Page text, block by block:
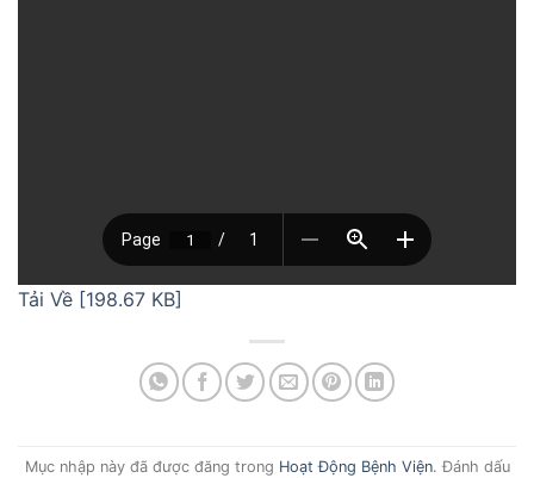
Tải Về [198.67 KB]
Mục nhập này đã được đăng trong Hoạt Động Bệnh Viện. Đánh dấu